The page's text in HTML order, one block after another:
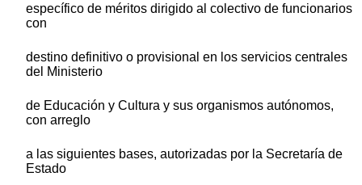
específico de méritos dirigido al colectivo de funcionarios
con
destino definitivo o provisional en los servicios centrales
del Ministerio
de Educación y Cultura y sus organismos autónomos,
con arreglo
a las siguientes bases, autorizadas por la Secretaría de
Estado